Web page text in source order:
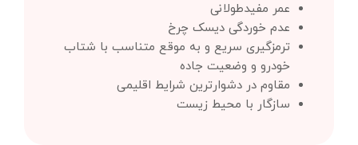
عمر مفیدطولانی
عدم خوردگی دیسک چرخ
ترمزگیری سریع و به موقع متناسب با شتاب
خودرو و وضعیت جاده
مقاوم در دشوارترین شرایط اقلیمی
سازگار با محیط زیست